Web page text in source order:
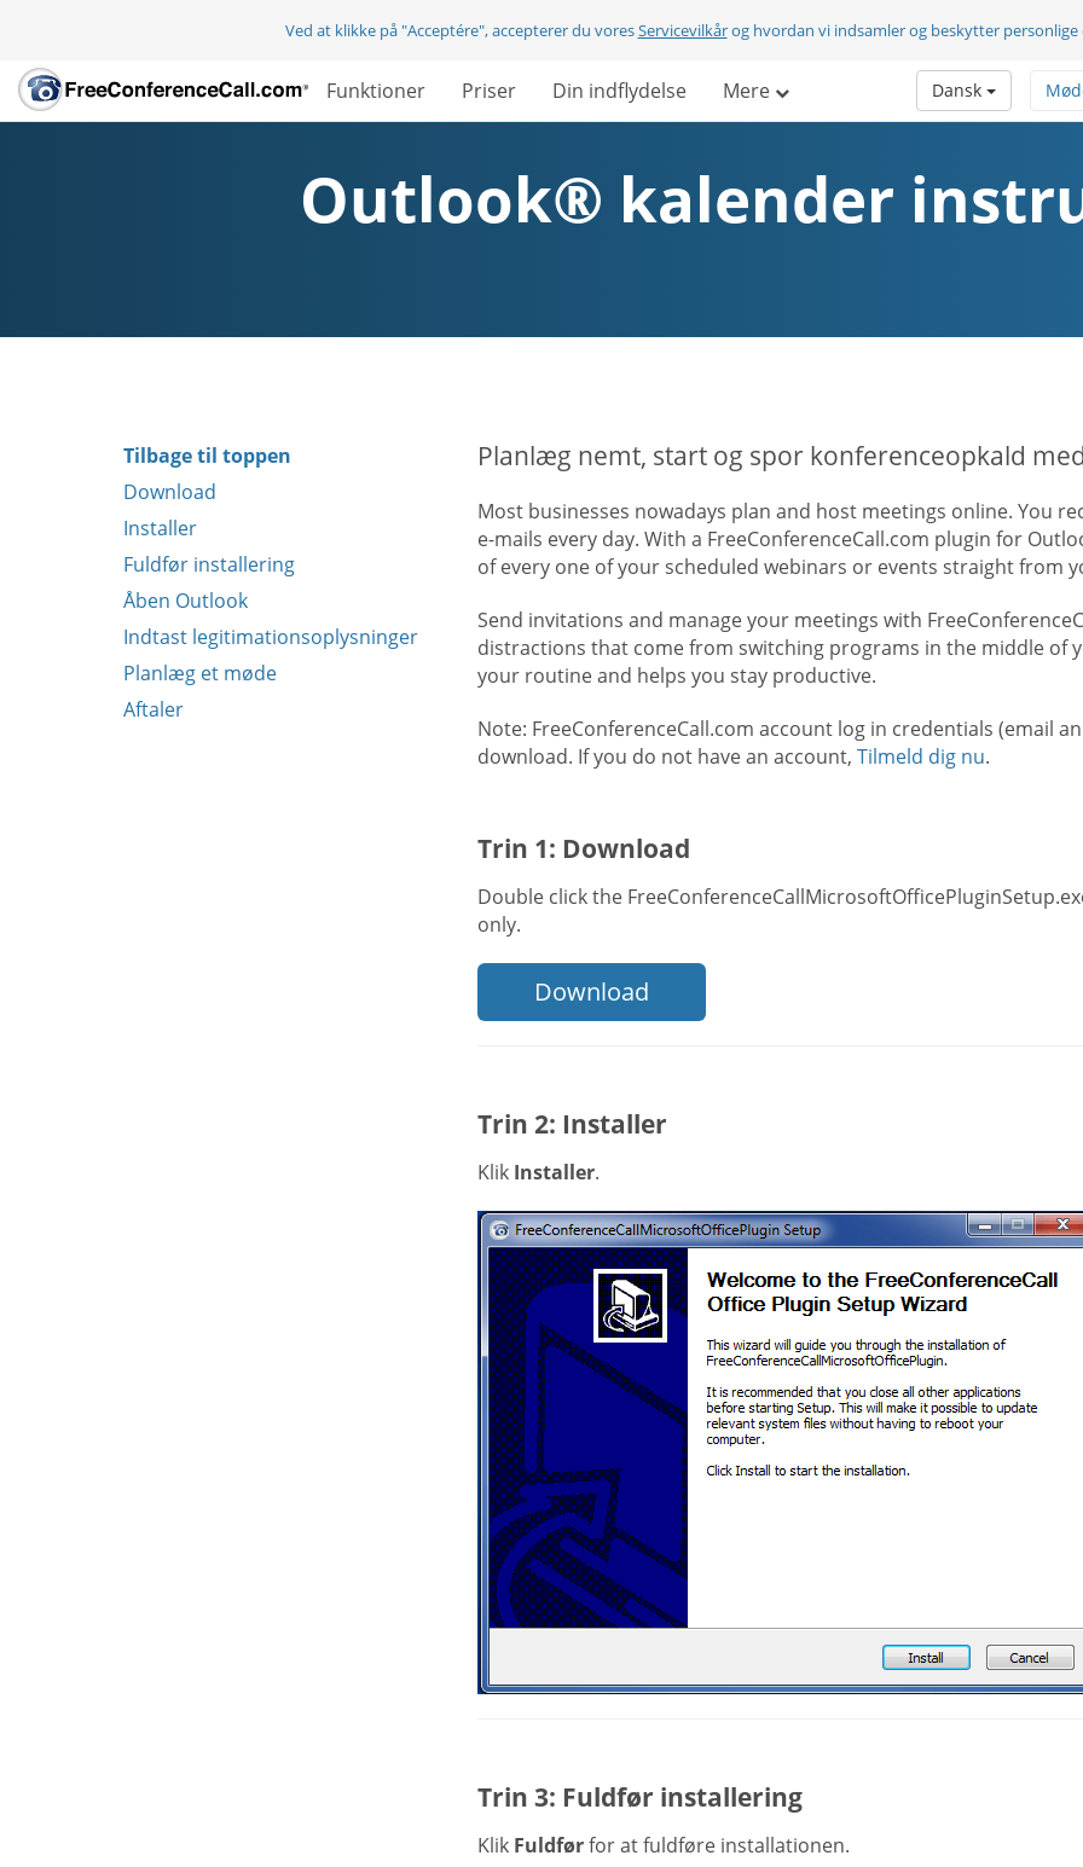
Ved at klikke på "Acceptére", accepterer du voresServicevilkårog hvordan vi indsamler og beskytter
Funktioner Priser Din indflydelse Mere Dansk
Outlook® kalender
Tilbage til toppen
Download
Installer
Fuldfør installering
Åben Outlook
Indtast legitimationsoplysninger
Planlæg et møde
Aftaler
Planlæg nemt, start og spor konferenceopkald
Most businesses nowadays plan and host meetings online. You
e-mails every day. With a FreeConferenceCall.com plugin for
of every one of your scheduled webinars or events straight from
Send invitations and manage your meetings with
distractions that come from switching programs in the middle of
your routine and helps you stay productive.
Note: FreeConferenceCall.com account log in credentials (email
download. If you do not have an account, Tilmeld dig nu.
Trin 1: Download
Double click the
only.
Download
Trin 2: Installer
Klik Installer.
Trin 3: Fuldfør installering
Klik Fuldførfor at fuldføre installationen.